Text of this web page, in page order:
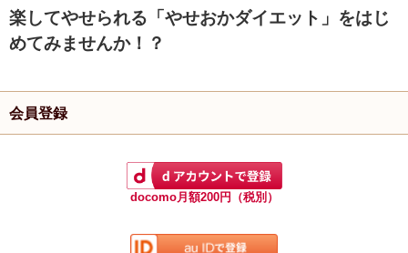
楽してやせられる「やせおかダイエット」をはじ
めてみませんか！？
会員登録
docomo月額200円（税別）